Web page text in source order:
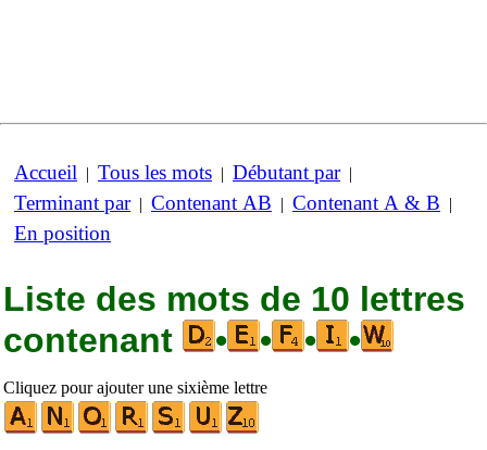
Accueil | Tous les mots | Débutant par|
Terminant par| Contenant AB | Contenant A & B |
En position
Liste des mots de 10 lettres
contenant
• • • •
Cliquez pour ajouter une sixième lettre